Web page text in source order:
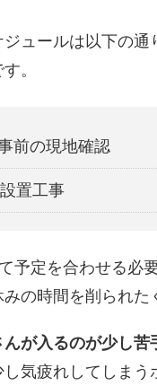
ュールは以下の通
。
前の現地確認
置工事
予定を合わせる必
の時間を削られた
んが入るのが少し苦
気疲れしてしまう